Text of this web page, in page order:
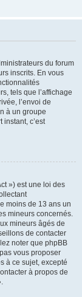
du forum
inscrits. En vous
tels que l’affichage
l’envoi de
à un groupe
instant, c’est
») est une loi des
moins de 13 ans un
mineurs concernés.
mineurs âgés de
de contacter
noter que phpBB
vous proposer
à ce sujet, excepté
à propos de